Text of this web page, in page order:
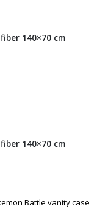
140×70 cm
140×70 cm